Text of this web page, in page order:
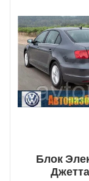
Блок